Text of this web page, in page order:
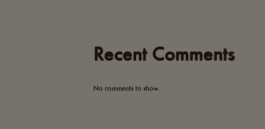
Recent Comments
No comments to show.